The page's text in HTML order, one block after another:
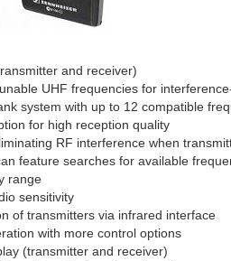
and receiver)
system with up to 12 compatible
for high reception quality
RF interference when
feature searches for available
range
sensitivity
of transmitters via infrared interface
with more control options
(transmitter and receiver)